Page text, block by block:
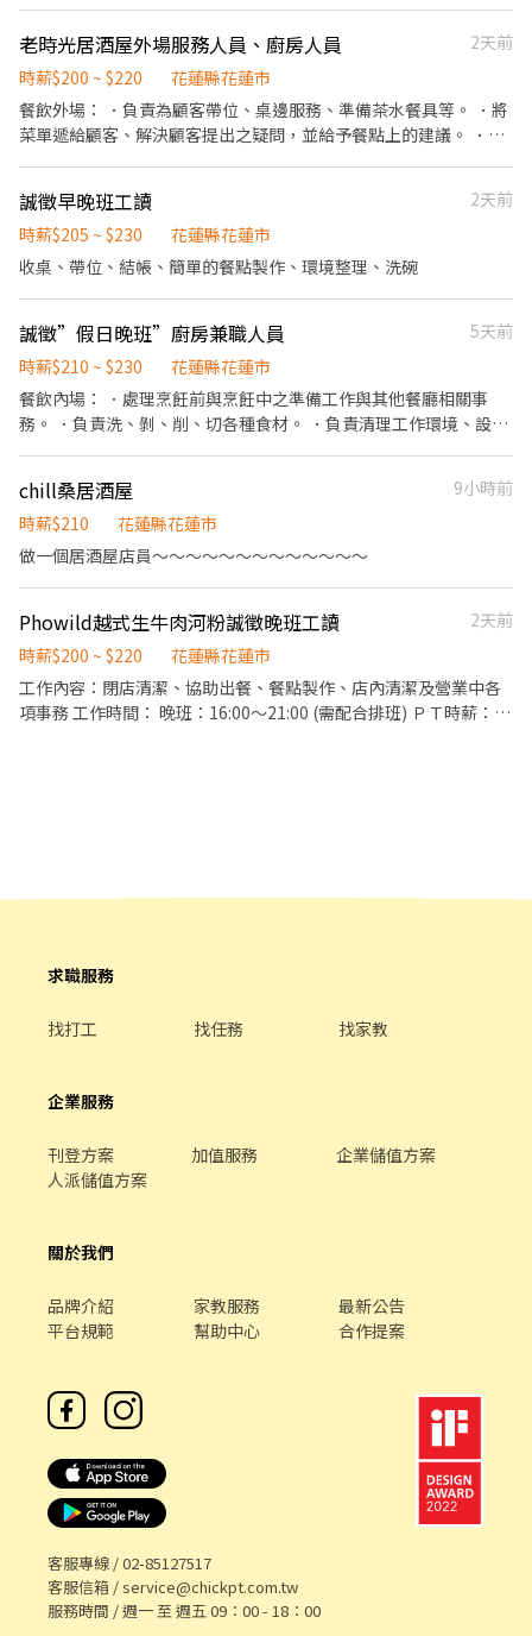
老時光居酒屋外場服務人員、廚房人員
2天前
時薪$200 ~ $220
花蓮縣花蓮市
餐飲外場： ．負責為顧客帶位、桌邊服務、準備茶水餐具等。 ．將
菜單遞給顧客、解決顧客提出之疑問，並給予餐點上的建議。 ．後
師的助手，處理烹飪前與烹飪中之準備工作與其他餐廳相關事務。
．負責洗、剝、削、切各種食材。 ．負責清理工作環境、設備和餐
具。 ．準備不同餐點所需要的食材。 ．協助測量食材的容量與重
誠徵早晚班工讀
2天前
時薪$205 ~ $230
花蓮縣花蓮市
收桌、帶位、結帳、簡單的餐點製作、環境整理、洗碗
誠徵”假日晚班”廚房兼職人員
5天前
時薪$210 ~ $230
花蓮縣花蓮市
餐飲內場： ．處理烹飪前與烹飪中之準備工作與其他餐廳相關事
務。 ．負責洗、剝、削、切各種食材。 ．負責清理工作環境、設備
chill桑居酒屋
9小時前
時薪$210
花蓮縣花蓮市
做一個居酒屋店員～～～～～～～～～～～～～
Phowild越式生牛肉河粉誠徵晚班工讀
2天前
時薪$200 ~ $220
花蓮縣花蓮市
工作內容：閉店清潔、協助出餐、餐點製作、店內清潔及營業中各
項事務 工作時間： 晚班：16:00～21:00 (需配合排班) ＰＴ時薪：
求職服務
找打工 找任務 找家教
企業服務
刊登方案 加值服務
企業儲值方案
人派儲值方案
關於我們
品牌介紹 家教服務
最新公告
平台規範
幫助中心 合作提案
客服專線 /02-85127517
客服信箱 /service@chickpt.com.tw
服務時間 / 週一 至 週五 09：00 - 18：00